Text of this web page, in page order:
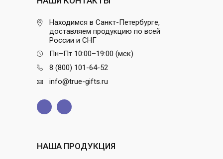
НАША ПРОДУКЦИЯ
Находимся в Санкт-Петербурге,
доставляем продукцию по всей
России и СНГ
Пн–Пт 10:00–19:00 (мск)
8 (800) 101-64-52
info@true-gifts.ru